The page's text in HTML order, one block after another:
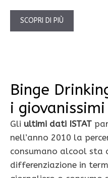
SCOPRI DI PIÙ
Binge
i giovanissimi
Gli ultimi dati ISTAT
nell’anno 2010 la
consumano alcool sta
differenziazione in